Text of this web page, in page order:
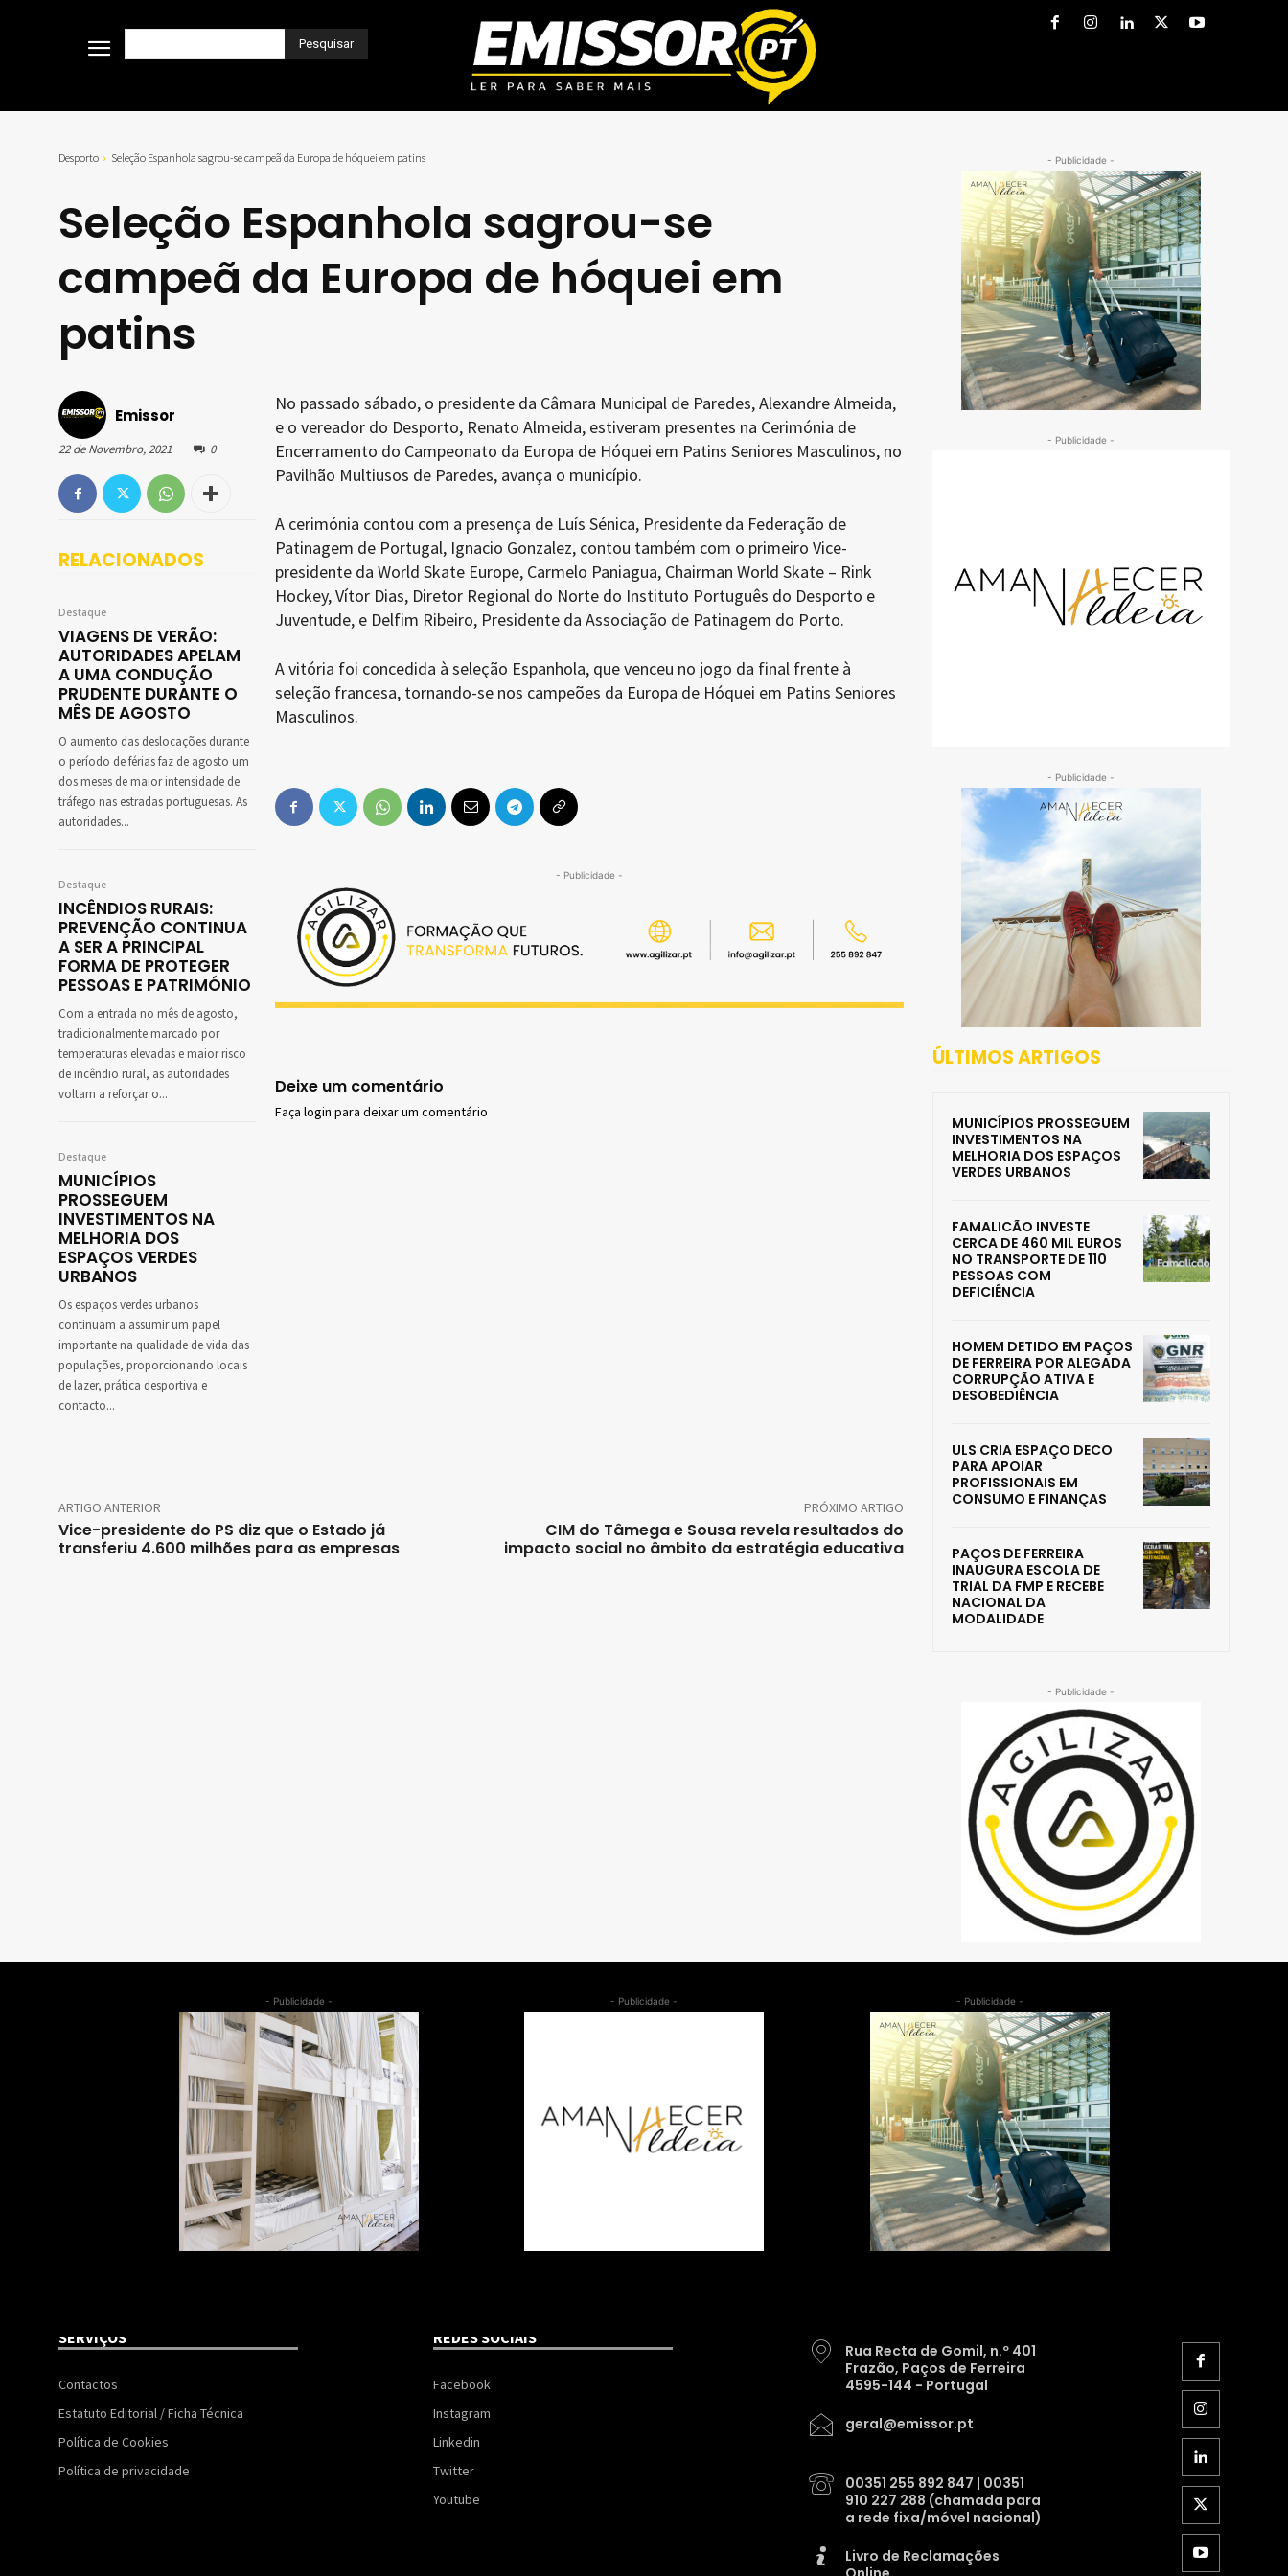
Pesquisar
Desporto Seleção Espanhola sagrou-se campeã da Europa de hóquei em patins
Seleção Espanhola sagrou-se
campeã da Europa de hóquei em
patins
Emissor
22 de Novembro, 2021 0
RELACIONADOS
Destaque
VIAGENS DE VERÃO:
AUTORIDADES APELAM
A UMA CONDUÇÃO
PRUDENTE DURANTE O
MÊS DE AGOSTO
O aumento das deslocações durante
o período de férias faz de agosto um
dos meses de maior intensidade de
tráfego nas estradas portuguesas. As
autoridades...
Destaque
INCÊNDIOS RURAIS:
PREVENÇÃO CONTINUA
A SER A PRINCIPAL
FORMA DE PROTEGER
PESSOAS E PATRIMÓNIO
Com a entrada no mês de agosto,
tradicionalmente marcado por
temperaturas elevadas e maior risco
de incêndio rural, as autoridades
voltam a reforçar o...
Destaque
MUNICÍPIOS
PROSSEGUEM
INVESTIMENTOS NA
MELHORIA DOS
ESPAÇOS VERDES
URBANOS
Os espaços verdes urbanos
continuam a assumir um papel
importante na qualidade de vida das
populações, proporcionando locais
de lazer, prática desportiva e
contacto...
No passado sábado, o presidente da Câmara Municipal de Paredes, Alexandre Almeida,
e o vereador do Desporto, Renato Almeida, estiveram presentes na Cerimónia de
Encerramento do Campeonato da Europa de Hóquei em Patins Seniores Masculinos, no
Pavilhão Multiusos de Paredes, avança o município.
A cerimónia contou com a presença de Luís Sénica, Presidente da Federação de
Patinagem de Portugal, Ignacio Gonzalez, contou também com o primeiro Vice-
presidente da World Skate Europe, Carmelo Paniagua, Chairman World Skate – Rink
Hockey, Vítor Dias, Diretor Regional do Norte do Instituto Português do Desporto e
Juventude, e Delfim Ribeiro, Presidente da Associação de Patinagem do Porto.
A vitória foi concedida à seleção Espanhola, que venceu no jogo da final frente à
seleção francesa, tornando-se nos campeões da Europa de Hóquei em Patins Seniores
Masculinos.
- Publicidade -
Deixe um comentário
Faça login para deixar um comentário
ARTIGO ANTERIOR
Vice-presidente do PS diz que o Estado já
transferiu 4.600 milhões para as empresas
PRÓXIMO ARTIGO
CIM do Tâmega e Sousa revela resultados do
impacto social no âmbito da estratégia educativa
- Publicidade -
- Publicidade -
- Publicidade -
ÚLTIMOS ARTIGOS
MUNICÍPIOS PROSSEGUEM
INVESTIMENTOS NA
MELHORIA DOS ESPAÇOS
VERDES URBANOS
FAMALICÃO INVESTE
CERCA DE 460 MIL EUROS
NO TRANSPORTE DE 110
PESSOAS COM
DEFICIÊNCIA
HOMEM DETIDO EM PAÇOS
DE FERREIRA POR ALEGADA
CORRUPÇÃO ATIVA E
DESOBEDIÊNCIA
ULS CRIA ESPAÇO DECO
PARA APOIAR
PROFISSIONAIS EM
CONSUMO E FINANÇAS
PAÇOS DE FERREIRA
INAUGURA ESCOLA DE
TRIAL DA FMP E RECEBE
NACIONAL DA
MODALIDADE
- Publicidade -
- Publicidade - - Publicidade - - Publicidade -
SERVIÇOS
Contactos
Estatuto Editorial / Ficha Técnica
Política de Cookies
Política de privacidade
REDES SOCIAIS
Facebook
Instagram
Linkedin
Twitter
Youtube
Rua Recta de Gomil, n.º 401
Frazão, Paços de Ferreira
4595-144 - Portugal
geral@emissor.pt
00351 255 892 847 | 00351
910 227 288 (chamada para
a rede fixa/móvel nacional)
Livro de Reclamações